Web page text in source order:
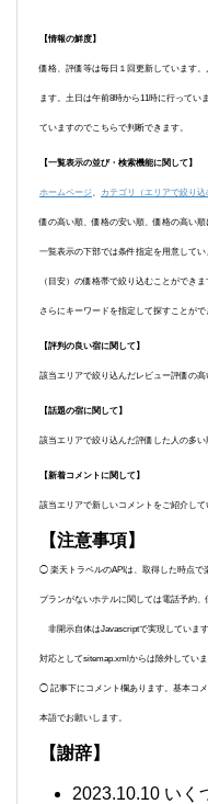
【情報の鮮度】
価格、評価等は毎日１回更新しています
ます。土日は午前8時から11時に行ってい
ていますのでこちらで判断できます。
【一覧表示の並び・検索機能に関して】
ホームページ カテゴリ（エリアで絞り込
価の高い順、価格の安い順、価格の高い順
一覧表示の下部では条件指定を用意して
（目安）の価格帯で絞り込むことができま
さらにキーワードを指定して探すことがで
【評判の良い宿に関して】
該当エリアで絞り込んだレビュー評価の高
【話題の宿に関して】
該当エリアで絞り込んだ評価した人の多い
【新着コメントに関して】
該当エリアで新しいコメントをご紹介して
【注意事項】
◯ 楽天トラベルのAPIは、取得した時点で
プランがないホテルに関しては電話予約、
非開示自体はJavascriptで実現していま
対応としてsitemap.xmlからは除外していま
◯ 記事下にコメント欄あります。基本コ
本語でお願いします。
【謝辞】
2023.10.10 いく